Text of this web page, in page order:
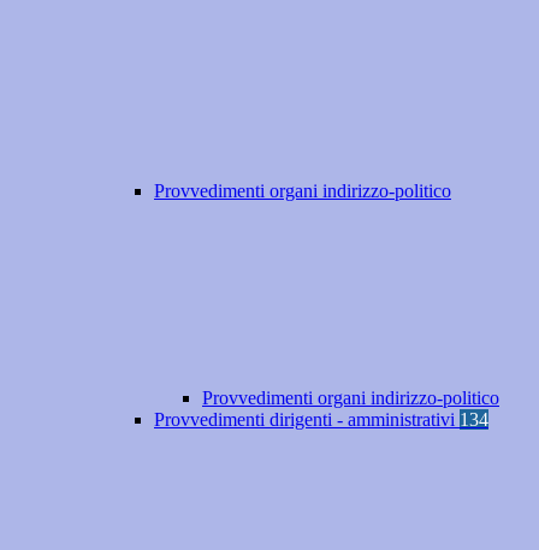
Provvedimenti organi indirizzo-politico
Provvedimenti organi indirizzo-politico
Provvedimenti dirigenti - amministrativi 134